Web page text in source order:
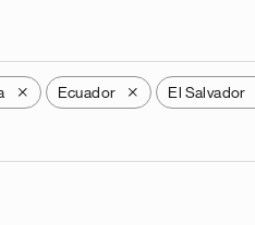
X Ecuador X El Salvador